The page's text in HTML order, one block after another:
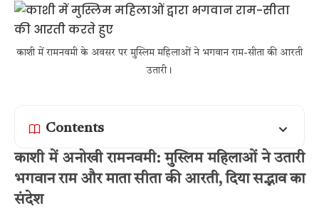
काशी में रामनवमी के अवसर पर मुस्लिम महिलाओं ने भगवान राम-सीता की आरती
उतारी।
Contents
काशी में अनोखी रामनवमी: मुस्लिम महिलाओं ने उतारी
भगवान राम और माता सीता की आरती, दिया सद्भाव का
संदेश